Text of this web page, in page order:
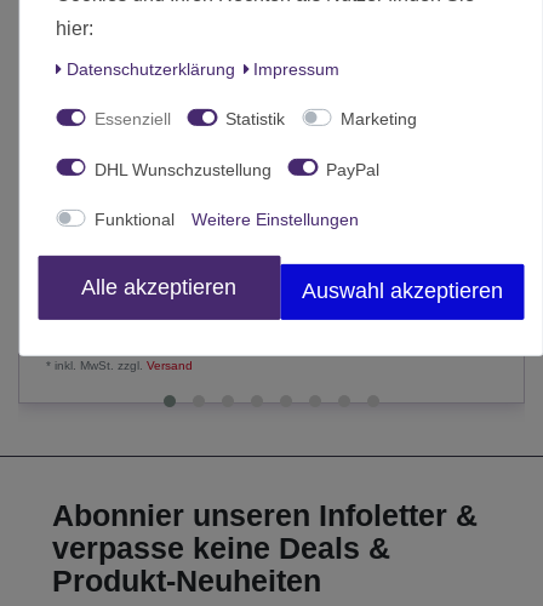
Dodge WC51/WC52 Beeps 3/4 Ton 4x4 Truck 1/56 28mm
26,50 € *
*inkl. MwSt. zzgl.Versand
Abonnier unseren Infoletter &
verpasse keine Deals &
Produkt-Neuheiten
hier:
Daten­schutz­erklärung Impressum
Essenziell Statistik Marketing
DHL Wunschzustellung PayPal
Funktional Weitere Einstellungen
Alle akzeptieren Auswahl akzeptieren